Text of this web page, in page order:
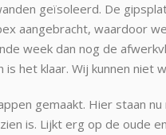
geïsoleerd. De
aangebracht, waardoor
week dan nog de
het klaar. Wij kunnen niet
gemaakt. Hier staan
is. Lijkt erg op de oude